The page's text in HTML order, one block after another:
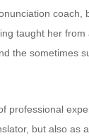
coach,
taught her from
the sometimes
professional
but also as